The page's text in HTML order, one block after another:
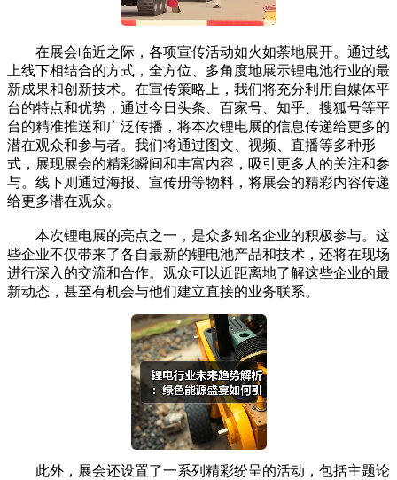
在展会临近之际，各项宣传活动如火如荼地展开。通过线
上线下相结合的方式，全方位、多角度地展示锂电池行业的最
新成果和创新技术。在宣传策略上，我们将充分利用自媒体平
台的特点和优势，通过今日头条、百家号、知乎、搜狐号等平
台的精准推送和广泛传播，将本次锂电展的信息传递给更多的
潜在观众和参与者。我们将通过图文、视频、直播等多种形
式，展现展会的精彩瞬间和丰富内容，吸引更多人的关注和参
与。线下则通过海报、宣传册等物料，将展会的精彩内容传递
给更多潜在观众。
本次锂电展的亮点之一，是众多知名企业的积极参与。这
些企业不仅带来了各自最新的锂电池产品和技术，还将在现场
进行深入的交流和合作。观众可以近距离地了解这些企业的最
新动态，甚至有机会与他们建立直接的业务联系。
此外，展会还设置了一系列精彩纷呈的活动，包括主题论